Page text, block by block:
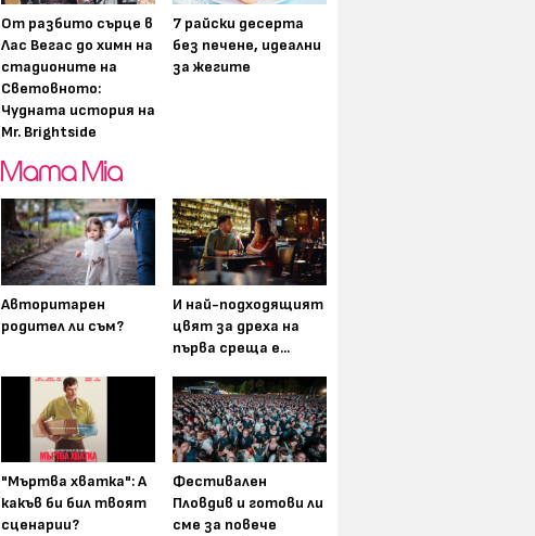
От разбито сърце в
Лас Вегас до химн на
стадионите на
Световното:
Чудната история на
Mr. Brightside
7 райски десерта
без печене, идеални
за жегите
Авторитарен
родител ли съм?
И най-подходящият
цвят за дреха на
първа среща е...
"Мъртва хватка": А
какъв би бил твоят
сценарии?
Фестивален
Пловдив и готови ли
сме за повече